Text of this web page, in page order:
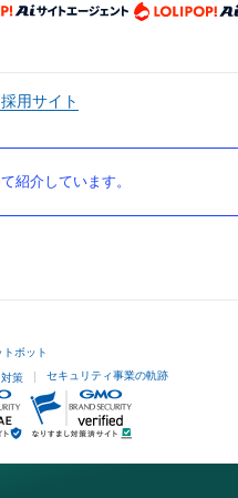
採用サイト
紹介しています。
ボット
策 セキュリティ事業の軌跡